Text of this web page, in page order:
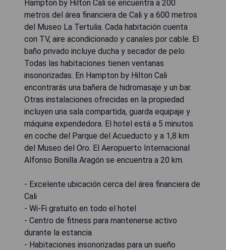
Hampton by Hilton Cali se encuentra a 200
metros del área financiera de Cali y a 600 metros
del Museo La Tertulia. Cada habitación cuenta
con TV, aire acondicionado y canales por cable. El
baño privado incluye ducha y secador de pelo.
Todas las habitaciones tienen ventanas
insonorizadas. En Hampton by Hilton Cali
encontrarás una bañera de hidromasaje y un bar.
Otras instalaciones ofrecidas en la propiedad
incluyen una sala compartida, guarda equipaje y
máquina expendedora. El hotel está a 5 minutos
en coche del Parque del Acueducto y a 1,8 km
del Museo del Oro. El Aeropuerto Internacional
Alfonso Bonilla Aragón se encuentra a 20 km.
- Excelente ubicación cerca del área financiera de
Cali
- Wi-Fi gratuito en todo el hotel
- Centro de fitness para mantenerse activo
durante la estancia
- Habitaciones insonorizadas para un sueño